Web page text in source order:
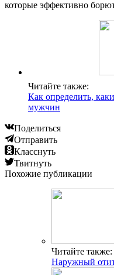
которые эффективно
Читайте также:
Как определить,
мужчин
Поделиться
Отправить
Класснуть
Твитнуть
Похожие публикации
Читайте также:
Наружный